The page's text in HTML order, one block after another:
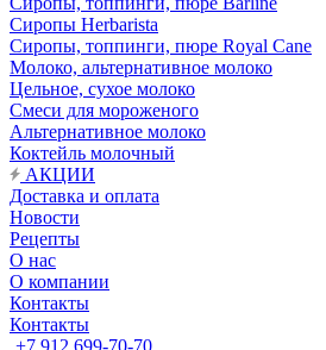
Сиропы Herbarista
Сиропы, топпинги, пюре Royal Cane
Молоко, альтернативное молоко
Цельное, сухое молоко
Смеси для мороженого
Альтернативное молоко
Коктейль молочный
АКЦИИ
Доставка и оплата
Новости
Рецепты
О нас
О компании
Контакты
Контакты
+7 912 699-70-70